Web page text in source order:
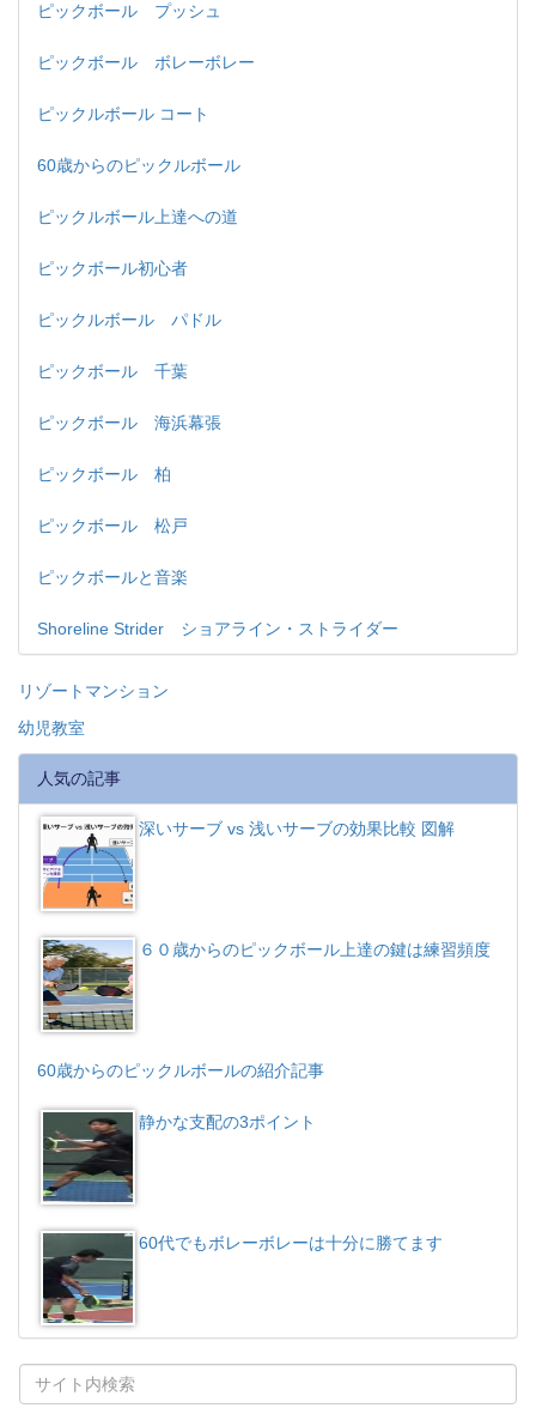
ピックボール プッシュ
ピックボール ボレーボレー
ピックルボール コート
60歳からのピックルボール
ピックルボール上達への道
ピックボール初心者
ピックルボール パドル
ピックボール 千葉
ピックボール 海浜幕張
ピックボール 柏
ピックボール 松戸
ピックボールと音楽
Shoreline Strider ショアライン・ストライダー
リゾートマンション
幼児教室
人気の記事
深いサーブ vs 浅いサーブの効果比較 図解
６０歳からのピックボール上達の鍵は練習頻度
60歳からのピックルボールの紹介記事
静かな支配の3ポイント
60代でもボレーボレーは十分に勝てます